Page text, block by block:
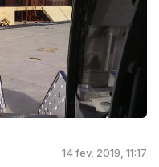
14 fev, 2019, 11:17